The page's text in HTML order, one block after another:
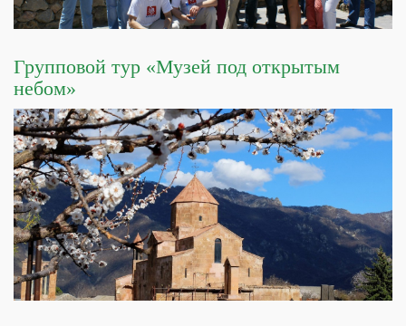
Групповой тур «Музей под открытым
небом»